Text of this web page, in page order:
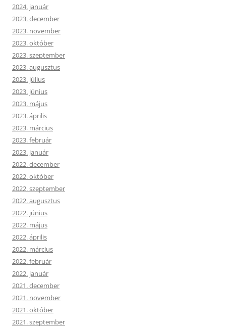
2024. január
2023. december
2023. november
2023. október
2023. szeptember
2023. augusztus
2023. július
2023. június
2023. május
2023. április
2023. március
2023. február
2023. január
2022. december
2022. október
2022. szeptember
2022. augusztus
2022. június
2022. május
2022. április
2022. március
2022. február
2022. január
2021. december
2021. november
2021. október
2021. szeptember